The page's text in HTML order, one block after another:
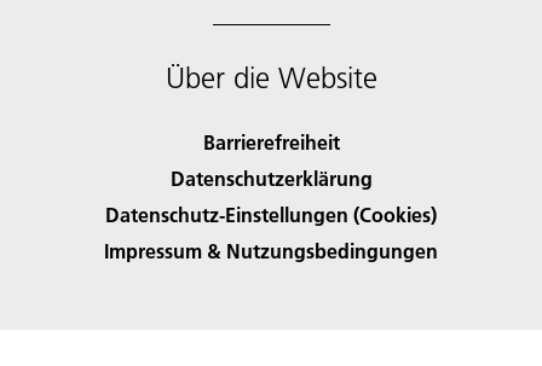
Über die Website
Barrierefreiheit
Datenschutzerklärung
Datenschutz-Einstellungen (Cookies)
Impressum & Nutzungsbedingungen